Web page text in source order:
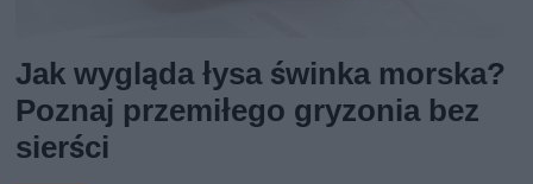
Jak wygląda łysa świnka morska?
Poznaj przemiłego gryzonia bez
sierści